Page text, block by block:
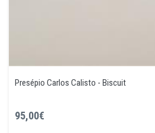
Presépio Carlos Calisto - Biscuit
95,00€